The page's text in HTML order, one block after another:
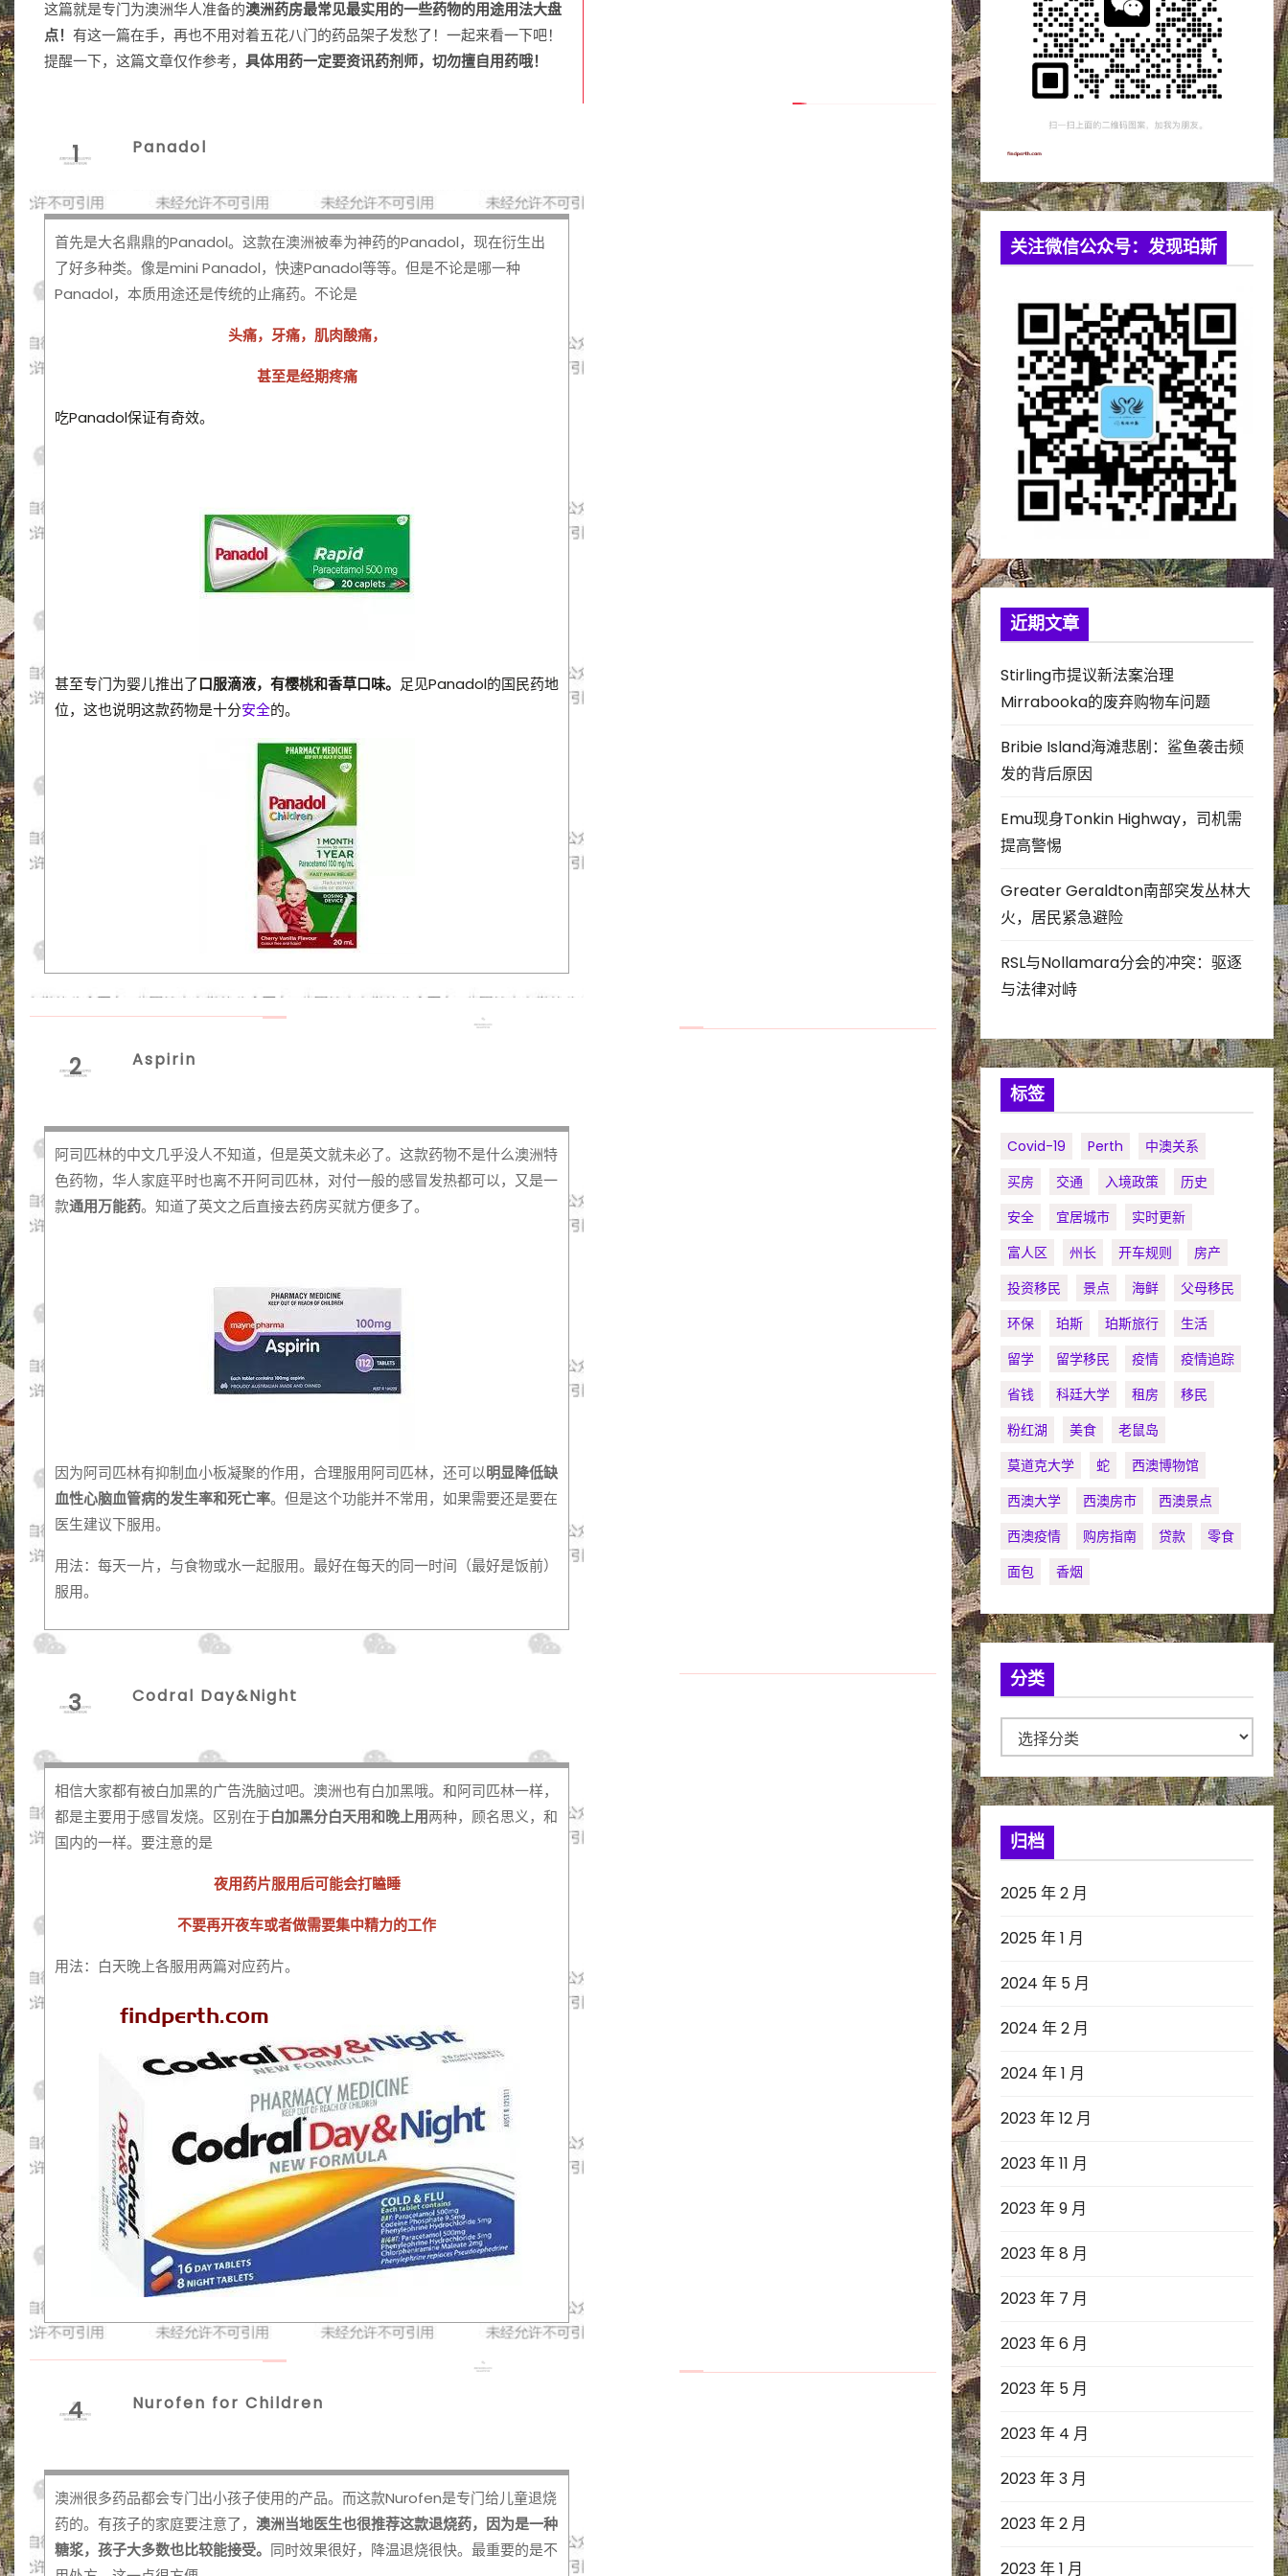
这篇就是专门为澳洲华人准备的澳洲药房最常见最实用的一些药物的用途用法大盘
点！ 有这一篇在手，再也不用对着五花八门的药品架子发愁了！一起来看一下吧！
提醒一下，这篇文章仅作参考， 具体用药一定要资讯药剂师，切勿擅自用药哦！
1 Panadol
首先是大名鼎鼎的Panadol。这款在澳洲被奉为神药的Panadol，现在衍生出
了好多种类。像是mini Panadol，快速Panadol等等。但是不论是哪一种
Panadol，本质用途还是传统的止痛药。不论是
头痛，牙痛，肌肉酸痛，
甚至是经期疼痛
吃Panadol保证有奇效。
甚至专门为婴儿推出了口服滴液，有樱桃和香草口味。 足见Panadol的国民药地
位，这也说明这款药物是十分安全的。
2 Aspirin
阿司匹林的中文几乎没人不知道，但是英文就未必了。这款药物不是什么澳洲特
色药物，华人家庭平时也离不开阿司匹林，对付一般的感冒发热都可以，又是一
款通用万能药。知道了英文之后直接去药房买就方便多了。
因为阿司匹林有抑制血小板凝聚的作用，合理服用阿司匹林，还可以明显降低缺
血性心脑血管病的发生率和死亡率。但是这个功能并不常用，如果需要还是要在
医生建议下服用。
用法：每天一片，与食物或水一起服用。最好在每天的同一时间（最好是饭前）
服用。
3 Codral Day&Night
相信大家都有被白加黑的广告洗脑过吧。澳洲也有白加黑哦。和阿司匹林一样，
都是主要用于感冒发烧。区别在于白加黑分白天用和晚上用两种，顾名思义，和
国内的一样。要注意的是
夜用药片服用后可能会打瞌睡
不要再开夜车或者做需要集中精力的工作
用法：白天晚上各服用两篇对应药片。
4 Nurofen for Children
澳洲很多药品都会专门出小孩子使用的产品。而这款Nurofen是专门给儿童退烧
药的。有孩子的家庭要注意了， 澳洲当地医生也很推荐这款退烧药，因为是一种
糖浆，孩子大多数也比较能接受。 同时效果很好，降温退烧很快。最重要的是不
关注微信公众号：发现珀斯
近期文章
Stirling市提议新法案治理
Mirrabooka的废弃购物车问题
Bribie Island海滩悲剧：鲨鱼袭击频
发的背后原因
Emu现身Tonkin Highway，司机需
提高警惕
Greater Geraldton南部突发丛林大
火，居民紧急避险
RSL与Nollamara分会的冲突：驱逐
与法律对峙
标签
Covid-19 Perth
中澳关系
买房
交通 入境政策
历史
安全
宜居城市
实时更新
富人区
州长 开车规则
房产
投资移民
景点 海鲜
父母移民
环保
珀斯 珀斯旅行
生活
留学
留学移民 疫情
疫情追踪
省钱
科廷大学 租房
移民
粉红湖
美食
老鼠岛
莫道克大学
蛇
西澳博物馆
西澳大学
西澳房市
西澳景点
西澳疫情
购房指南 贷款
零食
面包
香烟
分类
类
归档
2025 年 2 月
2025 年 1 月
2024 年 5 月
2024 年 2 月
2024 年 1 月
2023 年 12 月
2023 年 11 月
2023 年 9 月
2023 年 8 月
2023 年 7 月
2023 年 6 月
2023 年 5 月
2023 年 4 月
2023 年 3 月
2023 年 2 月
2023 年 1 月